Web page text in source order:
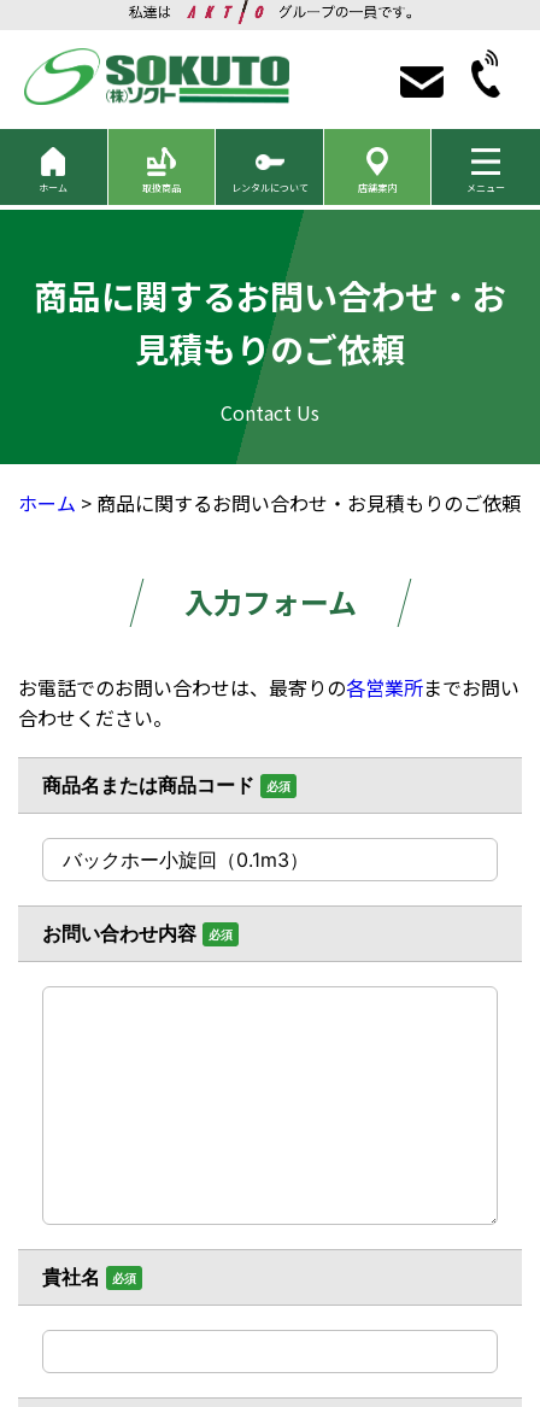
ホーム 取扱商品 レンタルについて 店舗案内 メニュー
商品に関するお問い合わせ・お
見積もりのご依頼
ホーム > 商品に関するお問い合わせ・お見積もりのご依頼
入力フォーム
お電話でのお問い合わせは、最寄りの各営業所までお問い
合わせください。
商品名または商品コード 必須
お問い合わせ内容 必須
貴社名 必須